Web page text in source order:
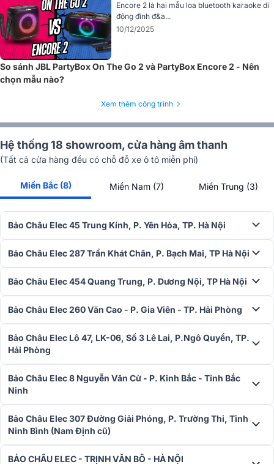
JBL PartyBox On The Go 2 Plus sử dụng cấu hình 1 loa trầm đường
kính 13,3 cm và 2 loa tweeter vòm đường kính 1,9 cm. Đây là cấu
hình được tối ưu cho một mẫu loa di động xách tay, giúp âm thanh
vừa có lực bass tốt, vừa giữ được độ sáng và độ rõ cần thiết ở dải
cao.
Loa trầm 13.3cm
Củ loa trầm 13.3cm đảm nhiệm phần năng lượng chính của âm
thanh. Tiếng bass có độ chắc, gọn và giàu nhịp điệu, phù hợp với
các thể loại nhạc trẻ, remix, dance, pop, EDM hoặc những bản nhạc
cần không khí sôi động. Với nhu cầu sử dụng trong phòng khách,
sân vườn, sân thượng hoặc tiệc nhóm nhỏ, dải trầm của loa đủ tạo
cảm giác hào hứng mà không cần phối ghép thêm loa sub rời.
Encore 2 là hai mẫu loa bluetooth karaoke di
động đình đ&a...
10/12/2025
So sánh JBL PartyBox On The Go 2 và PartyBox Encore 2 - Nên
chọn mẫu nào?
Xem thêm công trình
Hệ thống 18 showroom, cửa hàng âm thanh
(Tất cả cửa hàng đều có chỗ đỗ xe ô tô miễn phí)
Miền Bắc (8) Miền Nam (7) Miền Trung (3)
Bảo Châu Elec 45 Trung Kính, P. Yên Hòa, TP. Hà Nội
Bảo Châu Elec 287 Trần Khát Chân, P. Bạch Mai, TP Hà Nội
Bảo Châu Elec 454 Quang Trung, P. Dương Nội, TP Hà Nội
Bảo Châu Elec 260 Văn Cao - P. Gia Viên - TP. Hải Phòng
Bảo Châu Elec Lô 47, LK-06, Số 3 Lê Lai, P.Ngô Quyền, TP.
Hải Phòng
Bảo Châu Elec 8 Nguyễn Văn Cừ - P. Kinh Bắc - Tỉnh Bắc
Ninh
Bảo Châu Elec 307 Đường Giải Phóng, P. Trường Thi, Tỉnh
Ninh Bình (Nam Định cũ)
BẢO CHÂU ELEC - TRỊNH VĂN BÔ - HÀ NỘI